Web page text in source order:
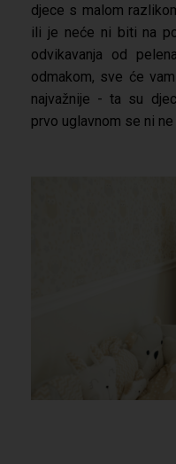
djece s malom
ili je neće ni biti na
odvikavanja od
odmakom, sve će
najvažnije - ta su
prvo uglavnom se ni